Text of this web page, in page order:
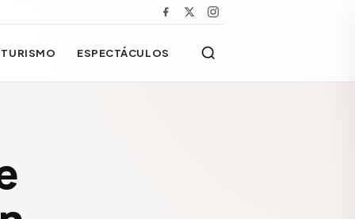
TURISMO ESPECTÁCULOS